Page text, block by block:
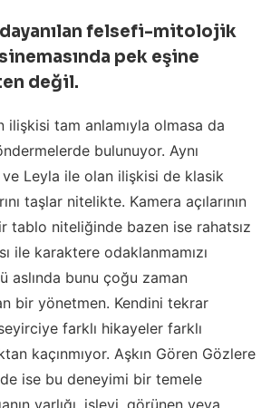
felsefi-mitolojik
pek eşine
değil.
ilişkisi tam anlamıyla olmasa da
bulunuyor. Aynı
Leyla ile olan ilişkisi de klasik
taşlar nitelikte. Kamera açılarının
tablo niteliğinde bazen ise rahatsız
ile karaktere odaklanmamızı
aslında bunu çoğu zaman
bir yönetmen. Kendini tekrar
farklı hikayeler farklı
kaçınmıyor. Aşkın Gören Gözlere
ise bu deneyimi bir temele
varlığı, işlevi, görünen veya